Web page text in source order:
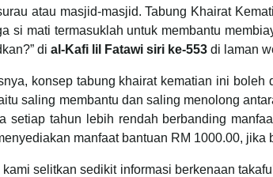
atau masjid-masjid. Tabung Khairat
si mati termasuklah untuk membantu
di al-Kafi lil Fatawi siri ke-553 di laman
konsep tabung khairat kematian ini
saling membantu dan saling menolong
setiap tahun lebih rendah berbanding
manfaat bantuan RM 1000.00, jika
kami selitkan sedikit informasi berkenaan